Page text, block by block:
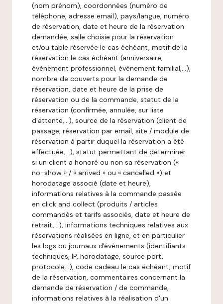
(nom prénom), coordonnées (numéro de
téléphone, adresse email), pays/langue, numéro
de réservation, date et heure de la réservation
demandée, salle choisie pour la réservation
et/ou table réservée le cas échéant, motif de la
réservation le cas échéant (anniversaire,
évènement professionnel, évènement familial,…),
nombre de couverts pour la demande de
réservation, date et heure de la prise de
réservation ou de la commande, statut de la
réservation (confirmée, annulée, sur liste
d'attente,…), source de la réservation (client de
passage, réservation par email, site / module de
réservation à partir duquel la réservation a été
effectuée,…), statut permettant de déterminer
si un client a honoré ou non sa réservation («
no-show » / « arrived » ou « cancelled ») et
horodatage associé (date et heure),
informations relatives à la commande passée
en click and collect (produits / articles
commandés et tarifs associés, date et heure de
retrait,…), informations techniques relatives aux
réservations réalisées en ligne, et en particulier
les logs ou journaux d'évènements (identifiants
techniques, IP, horodatage, source port,
protocole…), code cadeau le cas échéant, motif
de la réservation, commentaires concernant la
demande de réservation / de commande,
informations relatives à la réalisation d'un